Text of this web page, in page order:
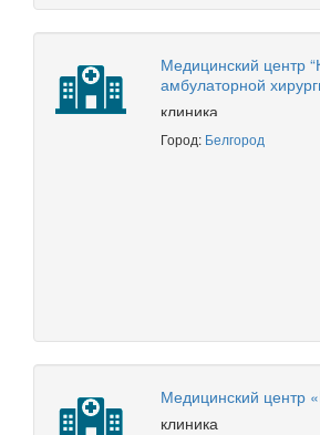
Медицинский центр
амбулаторной
клиника
Город: Белгород
Медицинский центр
клиника